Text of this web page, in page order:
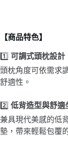
【商品特色】
1️⃣ 可調式頭枕設計
頭枕角度可依需求
舒適性。
2️⃣ 低背造型與舒適
兼具現代美感的低
墊，帶來輕鬆包覆